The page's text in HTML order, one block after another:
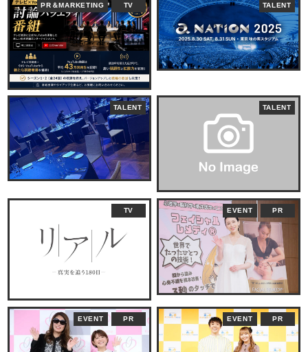
PR＆MARKETING TV TALENT
TALENT TALENT
TV EVENT PR
EVENT PR EVENT PR